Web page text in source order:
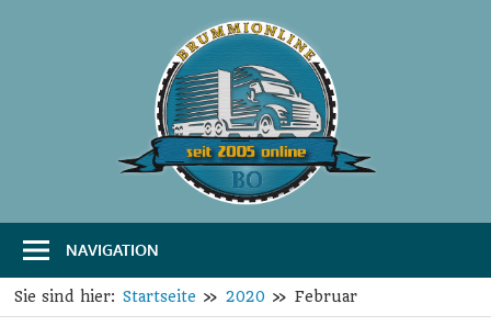
B
r
u
m
m
Das
Portal
für
Transport
und
NAVIGATION
Sie sind hier: Startseite 2020 Februar